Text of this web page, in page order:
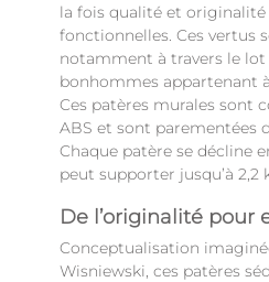
la fois qualité et
fonctionnelles. Ces vertus
notamment à travers le lot
bonhommes appartenant
Ces patères murales sont
ABS et sont parementées
Chaque patère se décline
peut supporter jusqu’à 2,2
De l’originalité pour
Conceptualisation
Wisniewski, ces patères